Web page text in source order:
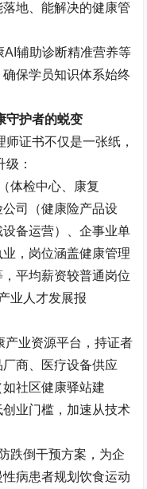
地、能解决的健康管
AI辅助诊断精准营养等
保学员知识体系始终
守护者的蜕变
师证书不仅是一张纸，
：
体检中心、康复
司（健康险产品设
备运营）、企事业单
，岗位涵盖健康管理
平均薪资较普通岗位
业人才发展报
产业资源平台，持证者
商、医疗设备供应
社区健康驿站建
业门槛，加速从技术
跌倒干预方案，为企
病患者规划饮食运动